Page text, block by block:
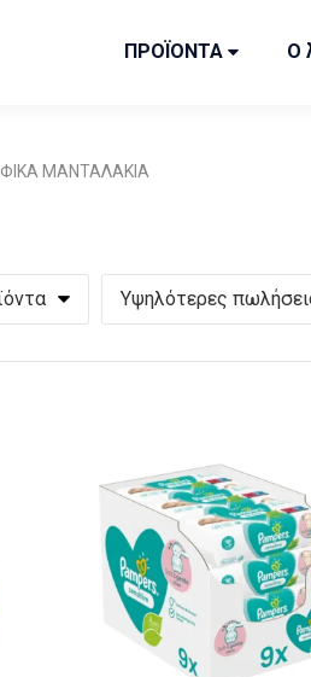
ΠΡΟΪΟΝΤΑ Ο
ΜΑΝΤΑΛΑΚΙΑ
Υψηλότερες